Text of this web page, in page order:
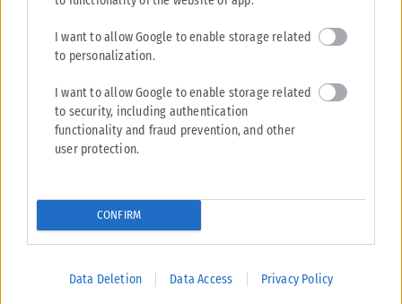
I want to allow Google to enable storage related
to personalization.
I want to allow Google to enable storage related
to security, including authentication
functionality and fraud prevention, and other
user protection.
CONFIRM
Data Deletion Data Access Privacy Policy